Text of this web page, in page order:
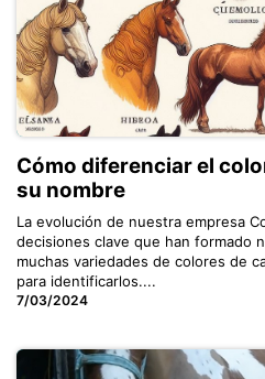
Cómo diferenciar el
su nombre
La evolución de nuestra empresa
decisiones clave que han formado
muchas variedades de colores de
para identificarlos....
7/03/2024